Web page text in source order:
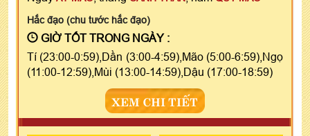
Hắc đạo (chu tước hắc đạo)
GIỜ TỐT TRONG NGÀY :
Tí (23:00-0:59),Dần (3:00-4:59),Mão (5:00-6:59),Ngọ
(11:00-12:59),Mùi (13:00-14:59),Dậu (17:00-18:59)
XEM CHI TIẾT